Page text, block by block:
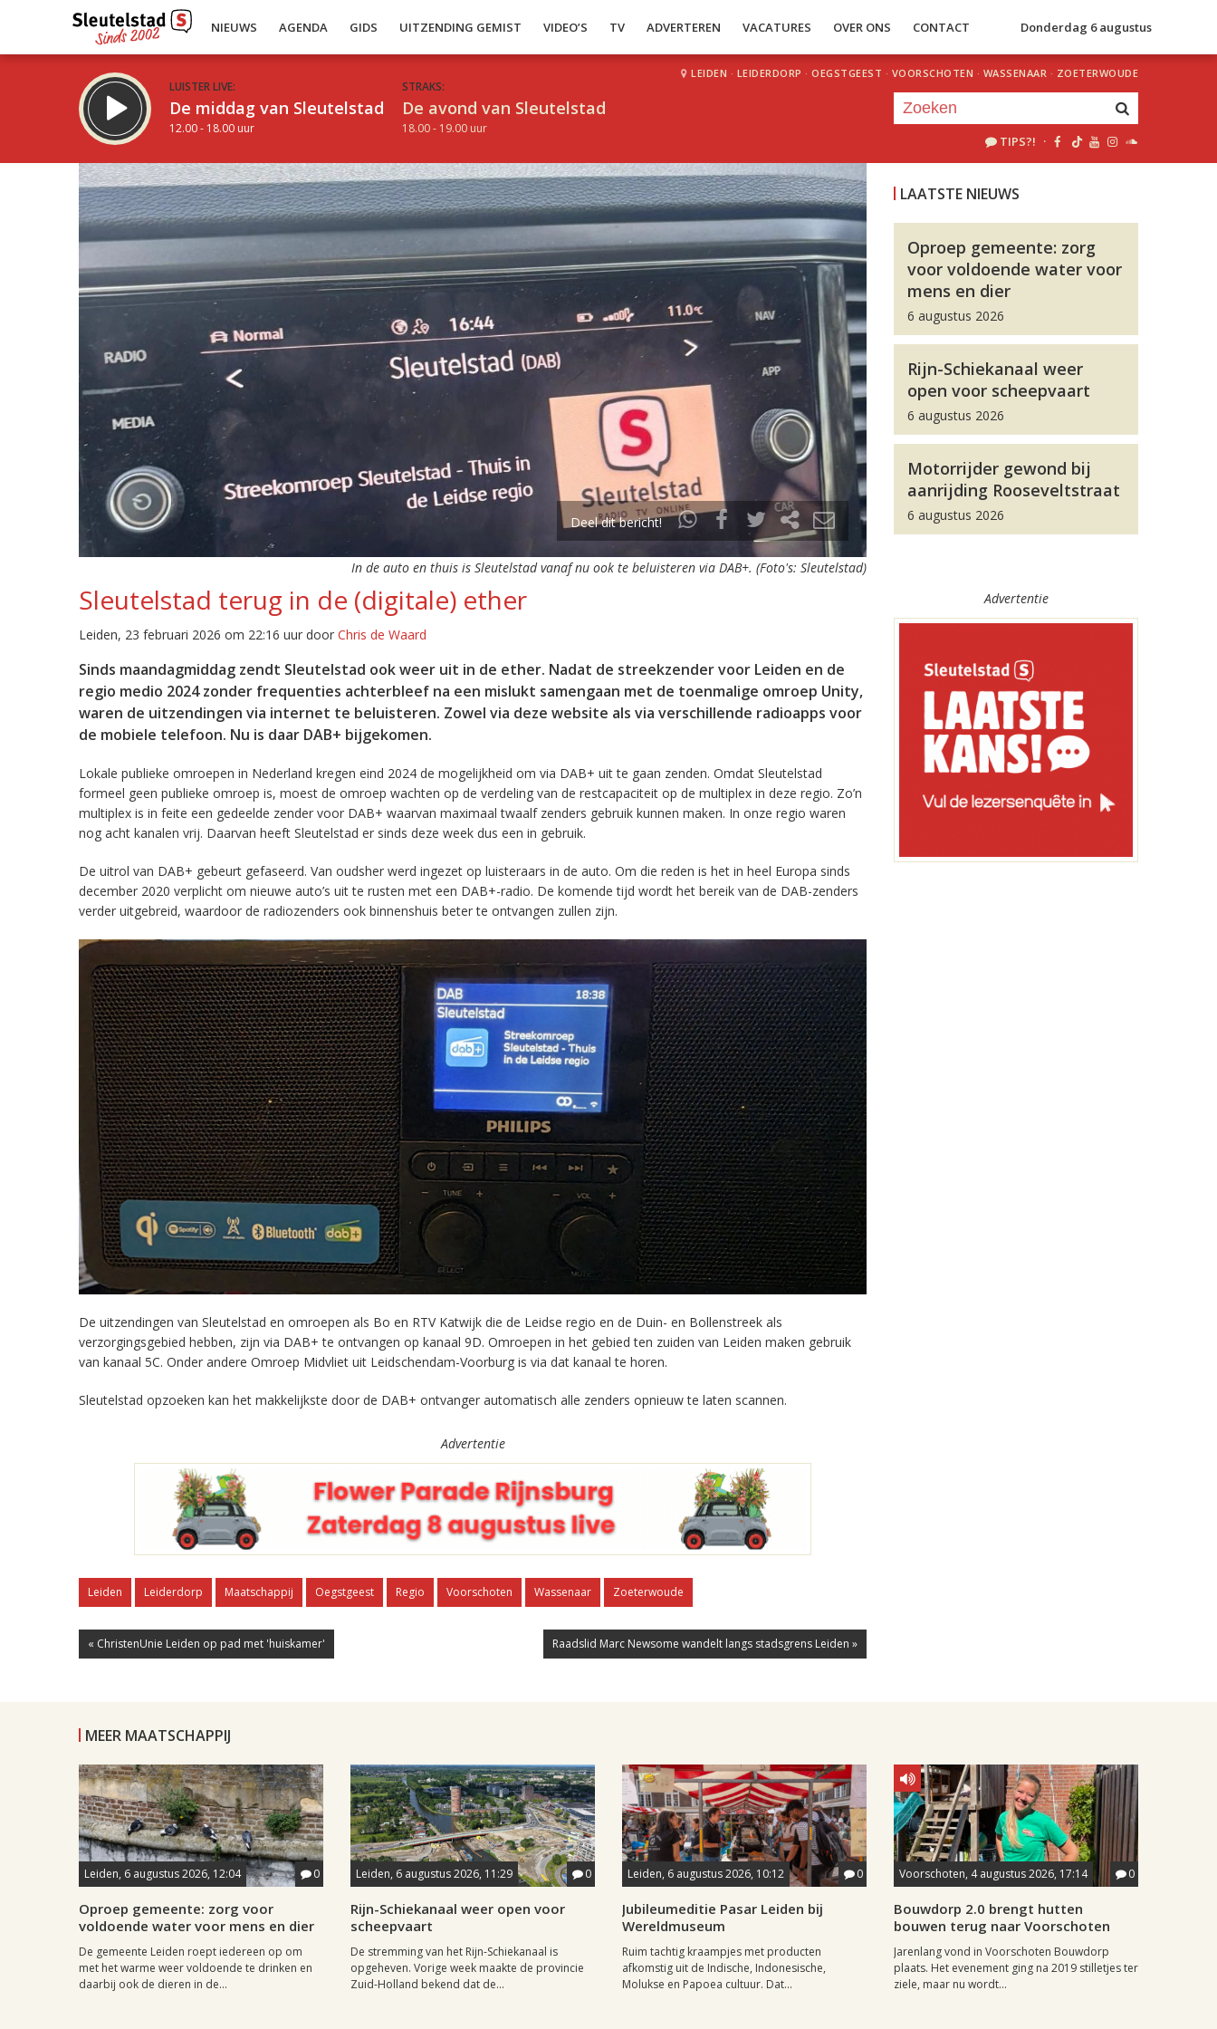
NIEUWS AGENDA GIDS UITZENDING GEMIST VIDEO’S TV ADVERTEREN VACATURES OVER ONS CONTACT Donderdag 6 augustus
LUISTER LIVE:
De middag van Sleutelstad
12.00 - 18.00 uur
STRAKS:
De avond van Sleutelstad
18.00 - 19.00 uur
LEIDEN · LEIDERDORP · OEGSTGEEST · VOORSCHOTEN · WASSENAAR · ZOETERWOUDE
TIPS?! ·
Deel dit bericht!
In de auto en thuis is Sleutelstad vanaf nu ook te beluisteren via DAB+. (Foto's: Sleutelstad)
Sleutelstad terug in de (digitale) ether
Leiden, 23 februari 2026 om 22:16 uur door Chris de Waard
Sinds maandagmiddag zendt Sleutelstad ook weer uit in de ether. Nadat de streekzender voor Leiden en de
regio medio 2024 zonder frequenties achterbleef na een mislukt samengaan met de toenmalige omroep Unity,
waren de uitzendingen via internet te beluisteren. Zowel via deze website als via verschillende radioapps voor
de mobiele telefoon. Nu is daar DAB+ bijgekomen.
Lokale publieke omroepen in Nederland kregen eind 2024 de mogelijkheid om via DAB+ uit te gaan zenden. Omdat Sleutelstad
formeel geen publieke omroep is, moest de omroep wachten op de verdeling van de restcapaciteit op de multiplex in deze regio. Zo’n
multiplex is in feite een gedeelde zender voor DAB+ waarvan maximaal twaalf zenders gebruik kunnen maken. In onze regio waren
nog acht kanalen vrij. Daarvan heeft Sleutelstad er sinds deze week dus een in gebruik.
De uitrol van DAB+ gebeurt gefaseerd. Van oudsher werd ingezet op luisteraars in de auto. Om die reden is het in heel Europa sinds
december 2020 verplicht om nieuwe auto’s uit te rusten met een DAB+-radio. De komende tijd wordt het bereik van de DAB-zenders
verder uitgebreid, waardoor de radiozenders ook binnenshuis beter te ontvangen zullen zijn.
De uitzendingen van Sleutelstad en omroepen als Bo en RTV Katwijk die de Leidse regio en de Duin- en Bollenstreek als
verzorgingsgebied hebben, zijn via DAB+ te ontvangen op kanaal 9D. Omroepen in het gebied ten zuiden van Leiden maken gebruik
van kanaal 5C. Onder andere Omroep Midvliet uit Leidschendam-Voorburg is via dat kanaal te horen.
Sleutelstad opzoeken kan het makkelijkste door de DAB+ ontvanger automatisch alle zenders opnieuw te laten scannen.
Advertentie
Leiden Leiderdorp Maatschappij Oegstgeest Regio Voorschoten Wassenaar Zoeterwoude
« ChristenUnie Leiden op pad met 'huiskamer' Raadslid Marc Newsome wandelt langs stadsgrens Leiden »
LAATSTE NIEUWS
Oproep gemeente: zorg
voor voldoende water voor
mens en dier
6 augustus 2026
Rijn-Schiekanaal weer
open voor scheepvaart
6 augustus 2026
Motorrijder gewond bij
aanrijding Rooseveltstraat
6 augustus 2026
Advertentie
MEER MAATSCHAPPIJ
Leiden, 6 augustus 2026, 12:04 0
Oproep gemeente: zorg voor
voldoende water voor mens en dier
De gemeente Leiden roept iedereen op om
met het warme weer voldoende te drinken en
daarbij ook de dieren in de...
Leiden, 6 augustus 2026, 11:29 0
Rijn-Schiekanaal weer open voor
scheepvaart
De stremming van het Rijn-Schiekanaal is
opgeheven. Vorige week maakte de provincie
Zuid-Holland bekend dat de...
Leiden, 6 augustus 2026, 10:12 0
Jubileumeditie Pasar Leiden bij
Wereldmuseum
Ruim tachtig kraampjes met producten
afkomstig uit de Indische, Indonesische,
Molukse en Papoea cultuur. Dat...
Voorschoten, 4 augustus 2026, 17:14 0
Bouwdorp 2.0 brengt hutten
bouwen terug naar Voorschoten
Jarenlang vond in Voorschoten Bouwdorp
plaats. Het evenement ging na 2019 stilletjes ter
ziele, maar nu wordt...